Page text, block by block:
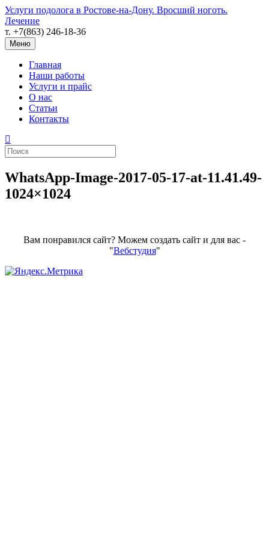
Услуги подолога в Ростове-на-Дону. Вросший ноготь.
Лечение
т. +7(863) 246-18-36
Меню
Главная
Наши работы
Услуги и прайс
О нас
Статьи
Контакты
WhatsApp-Image-2017-05-17-at-11.41.49-
1024×1024
Вам понравился сайт? Можем создать сайт и для вас -
"Вебстудия"